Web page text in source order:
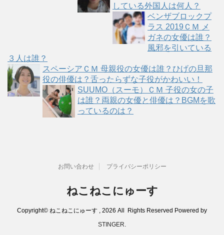
している外国人は何人？
ベンザブロックプ
ラス 2019ＣＭ メ
ガネの女優は誰？
風邪を引いている
３人は誰？
スペーシアＣＭ 母親役の女優は誰？ひげの旦那
役の俳優は？舌ったらずな子役がかわいい！
SUUMO（スーモ）ＣＭ 子役の女の子
は誰？両親の女優と俳優は？BGMを歌
っているのは？
お問い合わせ プライバシーポリシー
ねこねこにゅーす
Copyright© ねこねこにゅーす , 2026 All Rights Reserved Powered by
STINGER.